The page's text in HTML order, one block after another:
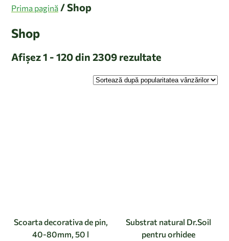
Prima pagină / Shop
Shop
Afișez 1 - 120 din 2309 rezultate
Scoarta decorativa de pin,
40-80mm, 50 l
Substrat natural Dr.Soil
pentru orhidee